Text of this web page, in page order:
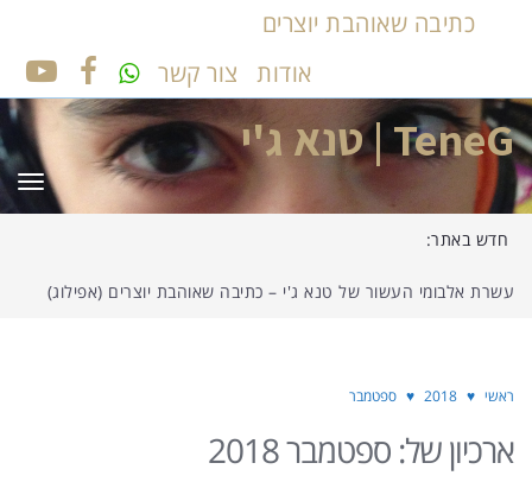
כתיבה שאוהבת יוצרים
אודות
צור קשר
TeneG | טנא ג'י
חדש באתר:
עשרת אלבומי העשור של טנא ג'י – כתיבה שאוהבת יוצרים (אפילוג)
ראשי ♥
2018
♥ ספטמבר
ארכיון של: ספטמבר 2018